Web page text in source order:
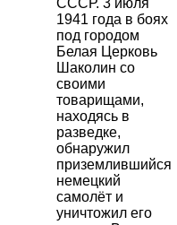
СССР. 3 июля
1941 года в боях
под городом
Белая Церковь
Шаколин со
своими
товарищами,
находясь в
разведке,
обнаружил
приземлившийся
немецкий
самолёт и
уничтожил его